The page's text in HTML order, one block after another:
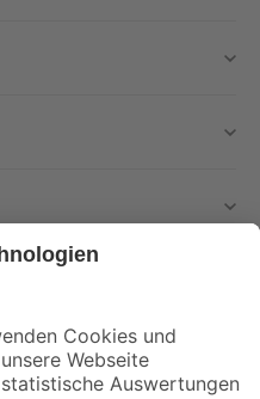
Aktionen mehr verpassen!